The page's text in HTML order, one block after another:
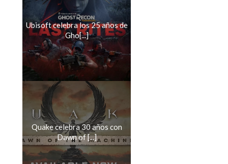
Ubisoft celebra los 25 años de
Gho[...]
Quake celebra 30 años con
Dawn of [...]